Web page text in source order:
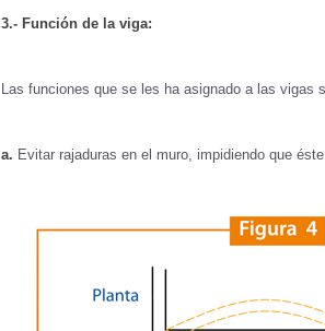
3.- Función de la viga:
Las funciones que se les ha asignado a las
a. Evitar rajaduras en el muro, impidiendo que